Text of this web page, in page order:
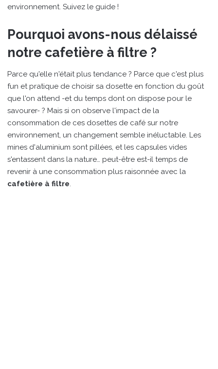
environnement. Suivez le guide !
Pourquoi avons-nous délaissé
notre cafetière à filtre ?
Parce qu'elle n'était plus tendance ? Parce que c'est plus
fun et pratique de choisir sa dosette en fonction du goût
que l'on attend -et du temps dont on dispose pour le
savourer- ? Mais si on observe l'impact de la
consommation de ces dosettes de café sur notre
environnement, un changement semble inéluctable. Les
mines d'aluminium sont pillées, et les capsules vides
s'entassent dans la nature… peut-être est-il temps de
revenir à une consommation plus raisonnée avec la
cafetière à filtre.